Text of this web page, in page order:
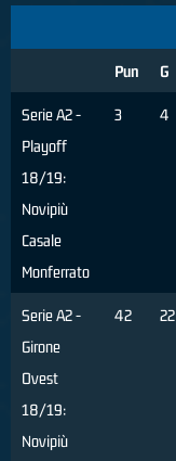
Pun G
Serie A2 -
Playoff
18/19:
Novipiù
Casale
Monferrato
3 4
Serie A2 -
Girone
Ovest
18/19:
Novipiù
42 22